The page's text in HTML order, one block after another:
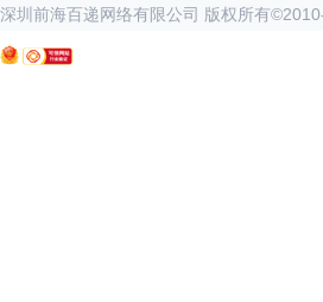
深圳前海百递网络有限公司 版权所有